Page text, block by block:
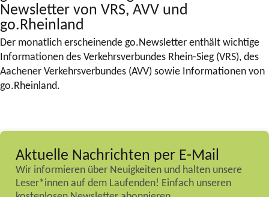
Newsletter von VRS, AVV und
go.Rheinland
Der monatlich erscheinende go.Newsletter enthält wichtige
Informationen des Verkehrsverbundes Rhein-Sieg (VRS), des
Aachener Verkehrsverbundes (AVV) sowie Informationen von
go.Rheinland.
Aktuelle Nachrichten per E-Mail
Wir informieren über Neuigkeiten und halten unsere
Leser*innen auf dem Laufenden! Einfach unseren